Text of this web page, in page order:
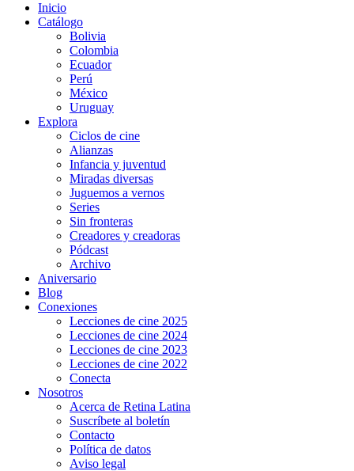
Inicio
Catálogo
Bolivia
Colombia
Ecuador
Perú
México
Uruguay
Explora
Ciclos de cine
Alianzas
Infancia y juventud
Miradas diversas
Juguemos a vernos
Series
Sin fronteras
Creadores y creadoras
Pódcast
Archivo
Aniversario
Blog
Conexiones
Lecciones de cine 2025
Lecciones de cine 2024
Lecciones de cine 2023
Lecciones de cine 2022
Conecta
Nosotros
Acerca de Retina Latina
Suscríbete al boletín
Contacto
Política de datos
Aviso legal